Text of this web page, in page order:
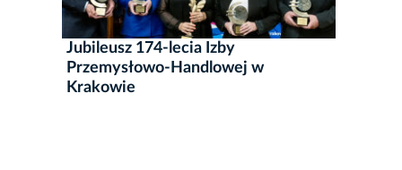
Jubileusz 174-lecia Izby
Przemysłowo-Handlowej w
Krakowie